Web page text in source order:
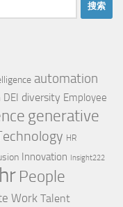
automation
DEI diversity Employee
generative
HR
Innovation Insight222
People
Work Talent